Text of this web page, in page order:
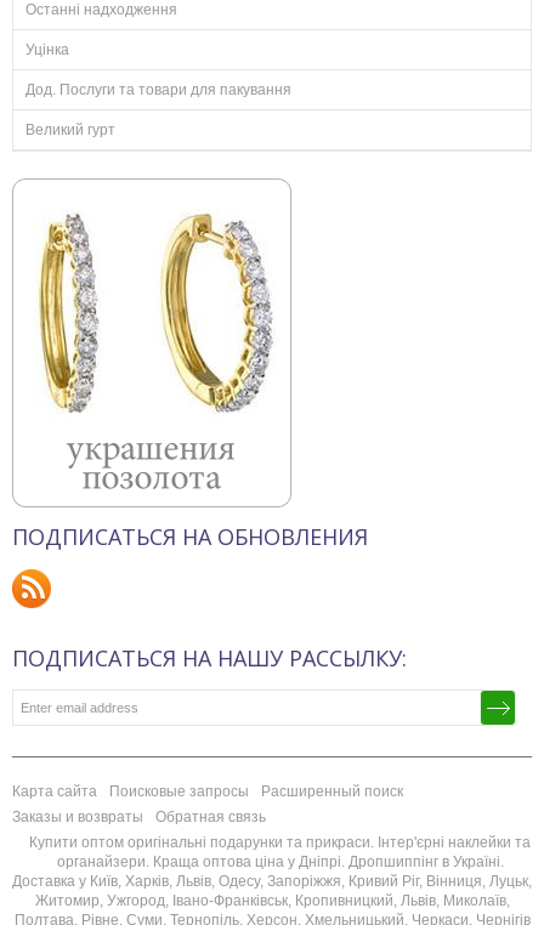
Останні надходження
Уцінка
Дод. Послуги та товари для пакування
Великий гурт
ПОДПИСАТЬСЯ НА ОБНОВЛЕНИЯ
ПОДПИСАТЬСЯ НА НАШУ РАССЫЛКУ:
Карта сайта Поисковые запросы
Расширенный поиск
Заказы и возвраты
Обратная связь
Купити оптом оригінальні подарунки та прикраси. Інтер'єрні наклейки та
органайзери. Краща оптова ціна у Дніпрі. Дропшиппінг в Україні.
Доставка у Київ, Харків, Львів, Одесу, Запоріжжя, Кривий Ріг, Вінниця, Луцьк,
Житомир, Ужгород, Івано-Франківськ, Кропивницкий, Львів, Миколаїв,
Полтава, Рівне, Суми, Тернопіль, Херсон, Хмельницький, Черкаси, Чернігів